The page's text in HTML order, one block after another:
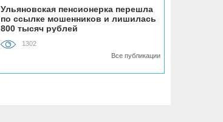
05.08, 14:52
Мотоциклист без прав врезался в
припаркованный автомобиль на
Ульяновская пенсионерка перешла
по ссылке мошенников и лишилась
800 тысяч рублей
1302
Все публикации